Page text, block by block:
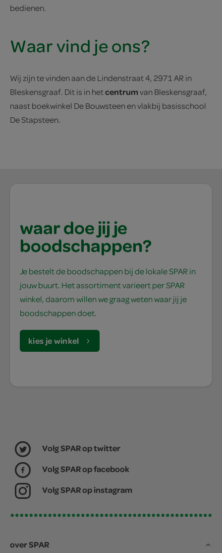
bedienen.
Waar vind je ons?
Wij zijn te vinden aan de Lindenstraat 4, 2971 AR in
Bleskensgraaf. Dit is in hetcentrumvan Bleskensgraaf,
naast boekwinkel De Bouwsteen en vlakbij basisschool
De Stapsteen.
waar doe jij je
boodschappen?
Je bestelt de boodschappen bij de lokale SPAR in
jouw buurt. Het assortiment varieert per SPAR
winkel, daarom willen we graag weten waar jij je
boodschappen doet.
kies je winkel
Volg SPAR op twitter
Volg SPAR op facebook
Volg SPAR op instagram
over SPAR